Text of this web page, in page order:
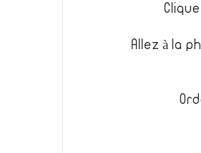
Allez à la